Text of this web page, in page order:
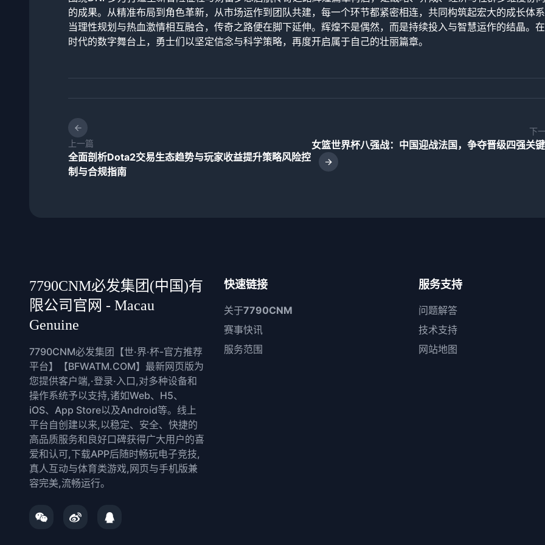
的成果。从精准布局到角色革新，从市场运作到团队共建，每一个环节都紧密相连，共同构筑起宏大的成长体系
当理性规划与热血激情相互融合，传奇之路便在脚下延伸。辉煌不是偶然，而是持续投入与智慧运作的结晶。
时代的数字舞台上，勇士们以坚定信念与科学策略，再度开启属于自己的壮丽篇章。
上一篇
全面剖析Dota2交易生态趋势与玩家收益提升策略风险控
制与合规指南
下
女篮世界杯八强战：中国迎战法国，争夺晋级四强关
7790CNM必发集团(中国)有
限公司官网 - Macau
Genuine
7790CNM必发集团【世·界·杯-官方推荐
平台】【BFWATM.COM】最新网页版为
您提供客户端,·登录·入口,对多种设备和
操作系统予以支持,诸如Web、H5、
iOS、App Store以及Android等。线上
平台自创建以来,以稳定、安全、快捷的
高品质服务和良好口碑获得广大用户的喜
爱和认可,下载APP后随时畅玩电子竞技,
真人互动与体育类游戏,网页与手机版兼
容完美,流畅运行。
快速链接
关于7790CNM
赛事快讯
服务范围
服务支持
问题解答
技术支持
网站地图